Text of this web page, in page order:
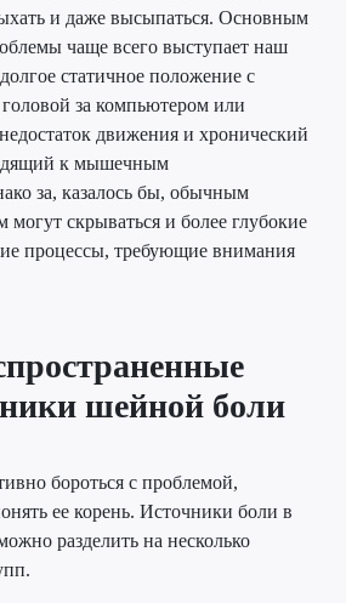
и даже высыпаться. Основным
чаще всего выступает наш
статичное положение с
за компьютером или
движения и хронический
к мышечным
за, казалось бы, обычным
могут скрываться и более глубокие
процессы, требующие внимания
шейной боли
бороться с проблемой,
ее корень. Источники боли в
разделить на несколько